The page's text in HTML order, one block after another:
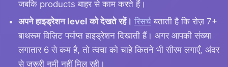
जबकि products बाहर से काम करते हैं।
अपने हाइड्रेशन level को देखते रहें। रिसर्च बताती है कि रोज़ 7+
बाथरूम विज़िट पर्याप्त हाइड्रेशन दिखाती हैं। अगर आपकी संख्या
लगातार 6 से कम है, तो त्वचा को चाहे कितने भी सीरम लगाएँ, अंदर
से ज़रूरी नमी नहीं मिल रही।